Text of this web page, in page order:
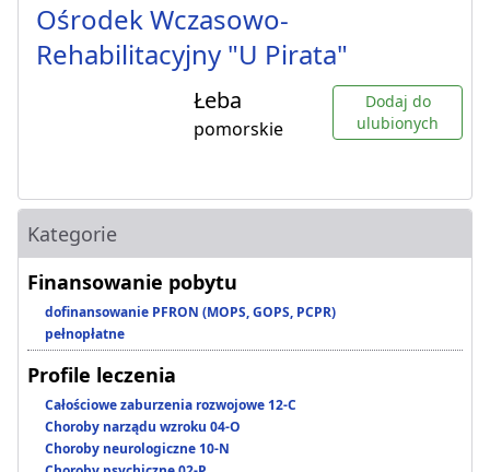
Ośrodek Wczasowo-
Rehabilitacyjny "U Pirata"
Łeba
pomorskie
Dodaj do
ulubionych
Kategorie
Finansowanie pobytu
dofinansowanie PFRON (MOPS, GOPS, PCPR)
pełnopłatne
Profile leczenia
Całościowe zaburzenia rozwojowe 12-C
Choroby narządu wzroku 04-O
Choroby neurologiczne 10-N